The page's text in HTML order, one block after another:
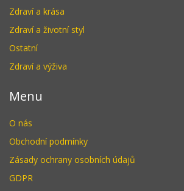
Zdraví a krása
Zdraví a životní styl
Ostatní
Zdraví a výživa
Menu
O nás
Obchodní podmínky
Zásady ochrany osobních údajů
GDPR